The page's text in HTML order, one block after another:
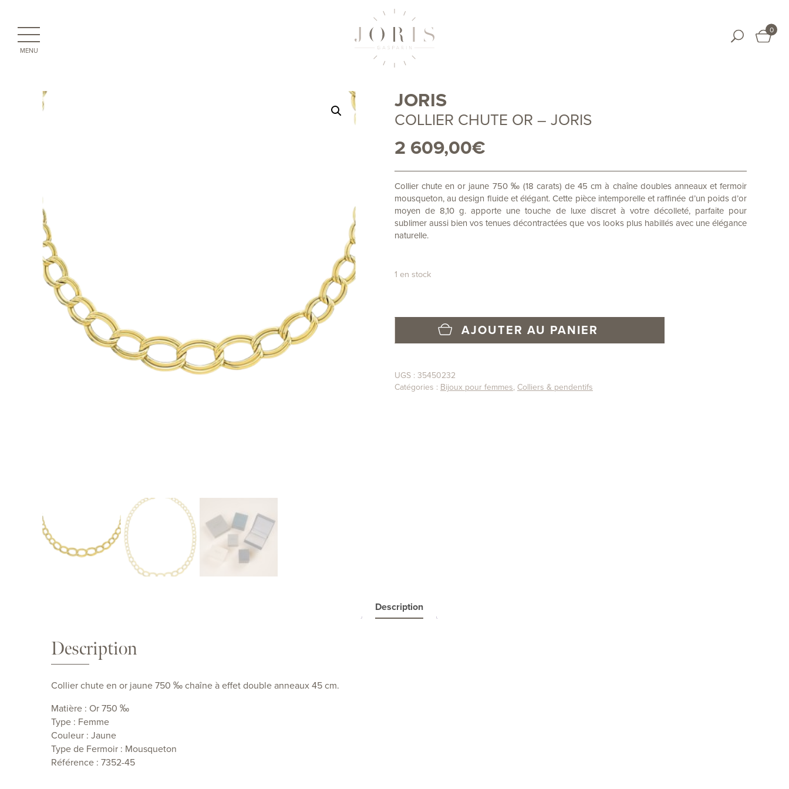
0
JORIS
COLLIER CHUTE OR – JORIS
2 609,00€
Collier chute en or jaune 750 ‰ (18 carats) de 45 cm à chaîne doubles anneaux et fermoir
mousqueton, au design fluide et élégant. Cette pièce intemporelle et raffinée d’un poids d’or
moyen de 8,10 g. apporte une touche de luxe discret à votre décolleté, parfaite pour
sublimer aussi bien vos tenues décontractées que vos looks plus habillés avec une élégance
naturelle.
1 en stock
AJOUTER AU PANIER
UGS : 35450232
Catégories : Bijoux pour femmes, Colliers & pendentifs
Description
Description
Collier chute en or jaune 750 ‰ chaîne à effet double anneaux 45 cm.
Matière : Or 750 ‰
Type : Femme
Couleur : Jaune
Type de Fermoir : Mousqueton
Référence : 7352-45